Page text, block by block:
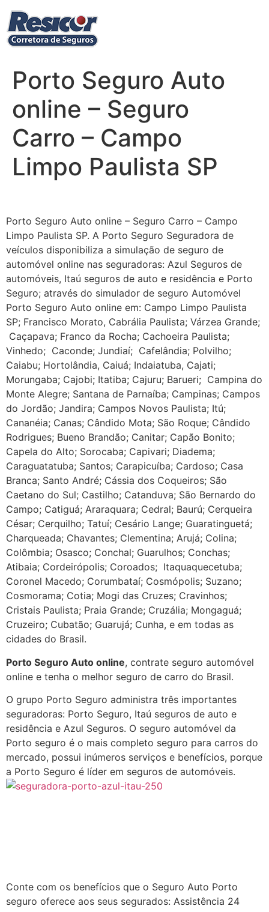
para
conteúdo
Porto Seguro Auto
online – Seguro
Carro – Campo
Limpo Paulista SP
Porto Seguro Auto online – Seguro Carro – Campo
Limpo Paulista SP. A Porto Seguro Seguradora de
veículos disponibiliza a simulação de seguro de
automóvel online nas seguradoras: Azul Seguros de
automóveis, Itaú seguros de auto e residência e Porto
Seguro; através do simulador de seguro Automóvel
Porto Seguro Auto online em: Campo Limpo Paulista
SP; Francisco Morato, Cabrália Paulista; Várzea Grande;
Caçapava; Franco da Rocha; Cachoeira Paulista;
Vinhedo; Caconde; Jundiaí; Cafelândia; Polvilho;
Caiabu; Hortolândia, Caiuá; Indaiatuba, Cajati;
Morungaba; Cajobi; Itatiba; Cajuru; Barueri; Campina do
Monte Alegre; Santana de Parnaíba; Campinas; Campos
do Jordão; Jandira; Campos Novos Paulista; Itú;
Cananéia; Canas; Cândido Mota; São Roque; Cândido
Rodrigues; Bueno Brandão; Canitar; Capão Bonito;
Capela do Alto; Sorocaba; Capivari; Diadema;
Caraguatatuba; Santos; Carapicuíba; Cardoso; Casa
Branca; Santo André; Cássia dos Coqueiros; São
Caetano do Sul; Castilho; Catanduva; São Bernardo do
Campo; Catiguá; Araraquara; Cedral; Baurú; Cerqueira
César; Cerquilho; Tatuí; Cesário Lange; Guaratinguetá;
Charqueada; Chavantes; Clementina; Arujá; Colina;
Colômbia; Osasco; Conchal; Guarulhos; Conchas;
Atibaia; Cordeirópolis; Coroados; Itaquaquecetuba;
Coronel Macedo; Corumbataí; Cosmópolis; Suzano;
Cosmorama; Cotia; Mogi das Cruzes; Cravinhos;
Cristais Paulista; Praia Grande; Cruzália; Mongaguá;
Cruzeiro; Cubatão; Guarujá; Cunha, e em todas as
cidades do Brasil.
Porto Seguro Auto online, contrate seguro automóvel
online e tenha o melhor seguro de carro do Brasil.
O grupo Porto Seguro administra três importantes
seguradoras: Porto Seguro, Itaú seguros de auto e
residência e Azul Seguros. O seguro automóvel da
Porto seguro é o mais completo seguro para carros do
mercado, possui inúmeros serviços e benefícios, porque
a Porto Seguro é líder em seguros de automóveis.
Conte com os benefícios que o Seguro Auto Porto
seguro oferece aos seus segurados: Assistência 24